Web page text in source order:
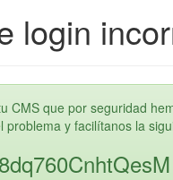
login
CMS que por seguridad
y facilítanos la